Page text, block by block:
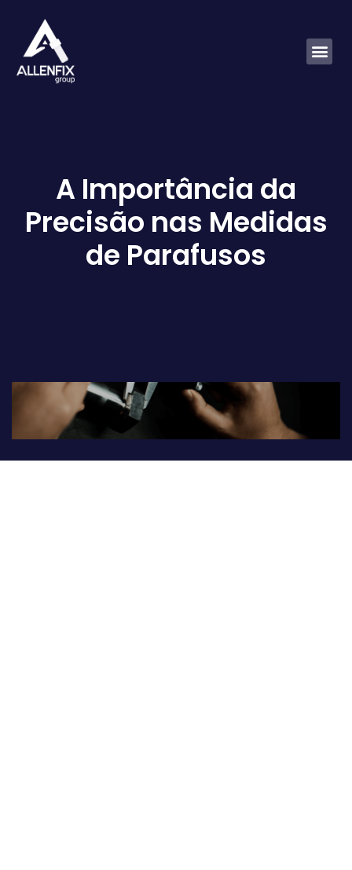
A Importância da
Precisão nas Medidas
de Parafusos